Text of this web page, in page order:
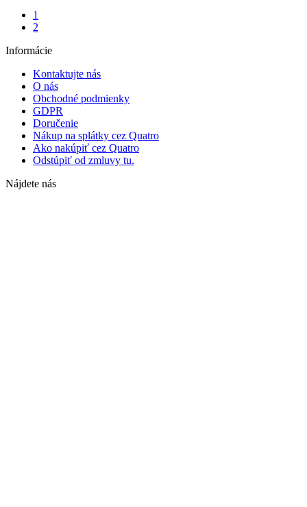
1
2
Informácie
Kontaktujte nás
O nás
Obchodné podmienky
GDPR
Doručenie
Nákup na splátky cez Quatro
Ako nakúpiť cez Quatro
Odstúpiť od zmluvy tu.
Nájdete nás